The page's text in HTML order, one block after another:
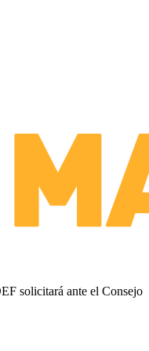
solicitará ante el Consejo